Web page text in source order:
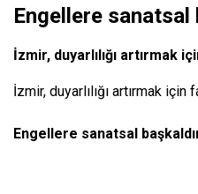
Engellere sanatsal
İzmir, duyarlılığı artırmak
İzmir, duyarlılığı artırmak
Engellere sanatsal